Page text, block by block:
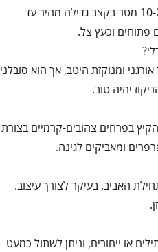
אקליפטוס טורלי מגיע לגובה של 10-20 מטר בקצב גדילה מהיר עד
פתוחים וכעץ צל.
ומנוקזת היטב, אך הוא סובלני
יהיה טוב.
בפרחים צהובים-קרמיים בצורת
ומאביקים לגינה.
האביב, בעיקר לצורך עיצוב.
או ייחורים, וניתן לשתול כמעט